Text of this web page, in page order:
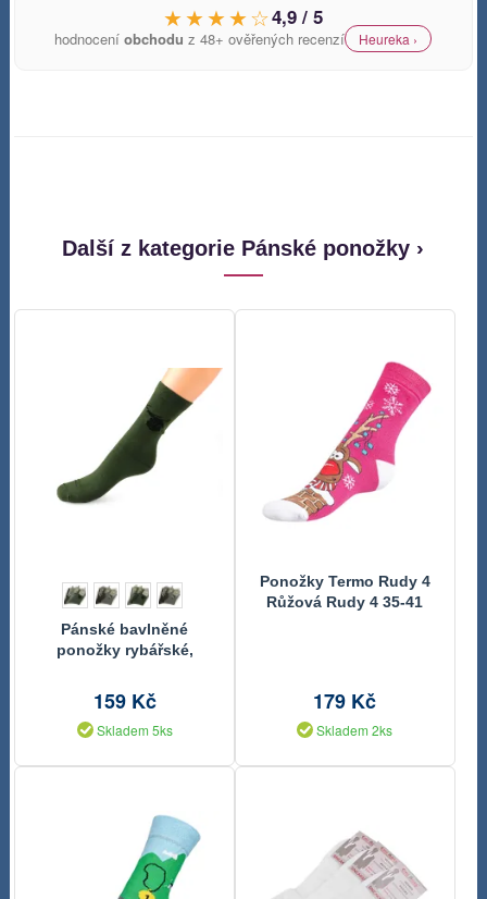
★★★★☆4,9 / 5
hodnoceníobchodu z 48+ ověřených recenzí Heureka ›
Další z kategorie Pánské ponožky ›
Pánské bavlněné
ponožky rybářské,
159 Kč
Skladem 5ks
Ponožky Termo Rudy 4
Růžová Rudy 4 35-41
179 Kč
Skladem 2ks